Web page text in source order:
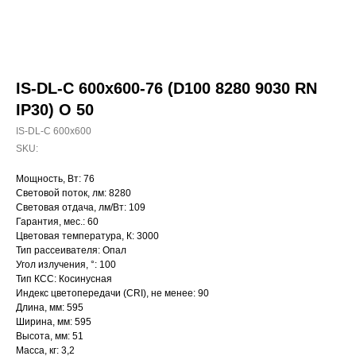
IS-DL-C 600x600-76 (D100 8280 9030 RN
IP30) O 50
IS-DL-C 600x600
SKU:
Мощность, Вт: 76
Световой поток, лм: 8280
Световая отдача, лм/Вт: 109
Гарантия, мес.: 60
Цветовая температура, К: 3000
Тип рассеивателя: Опал
Угол излучения, °: 100
Тип КСС: Косинусная
Индекс цветопередачи (CRI), не менее: 90
Длина, мм: 595
Ширина, мм: 595
Высота, мм: 51
Масса, кг: 3,2